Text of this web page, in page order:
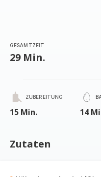
GESAMTZEIT
29 Min.
ZUBEREITUNG
15 Min. 14
Zutaten